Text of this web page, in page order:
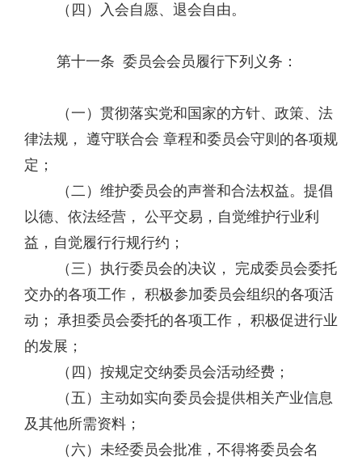
（四）入会自愿、退会自由。
第十一条 委员会会员履行下列义务：
（一）贯彻落实党和国家的方针、政策、法
律法规， 遵守联合会 章程和委员会守则的各项规
定；
（二）维护委员会的声誉和合法权益。提倡
以德、依法经营， 公平交易，自觉维护行业利
益，自觉履行行规行约；
（三）执行委员会的决议， 完成委员会委托
交办的各项工作， 积极参加委员会组织的各项活
动； 承担委员会委托的各项工作， 积极促进行业
的发展；
（四）按规定交纳委员会活动经费；
（五）主动如实向委员会提供相关产业信息
及其他所需资料；
（六）未经委员会批准，不得将委员会名